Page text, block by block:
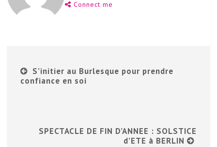
Connect me
S’initier au Burlesque pour prendre
confiance en soi
SPECTACLE DE FIN D’ANNEE : SOLSTICE
d’ETE à BERLIN